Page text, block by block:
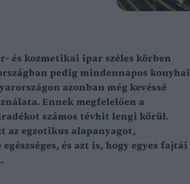
és kozmetikai ipar széles körben
pedig mindennapos konyhai
azonban még kevéssé
Ennek megfelelően a
számos tévhit lengi körül.
az egzotikus alapanyagot,
és azt is, hogy egyes fajtái